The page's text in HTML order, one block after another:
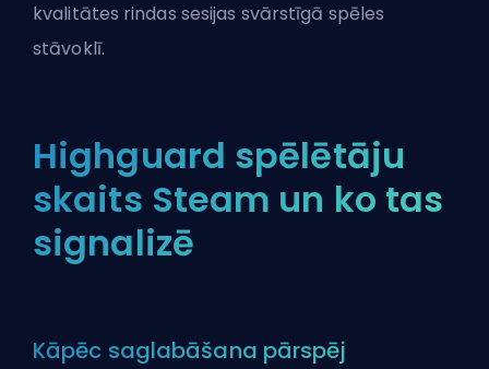
kvalitātes rindas sesijas svārstīgā spēles
stāvoklī.
Highguard spēlētāju
skaits Steam un ko tas
signalizē
Kāpēc saglabāšana pārspēj